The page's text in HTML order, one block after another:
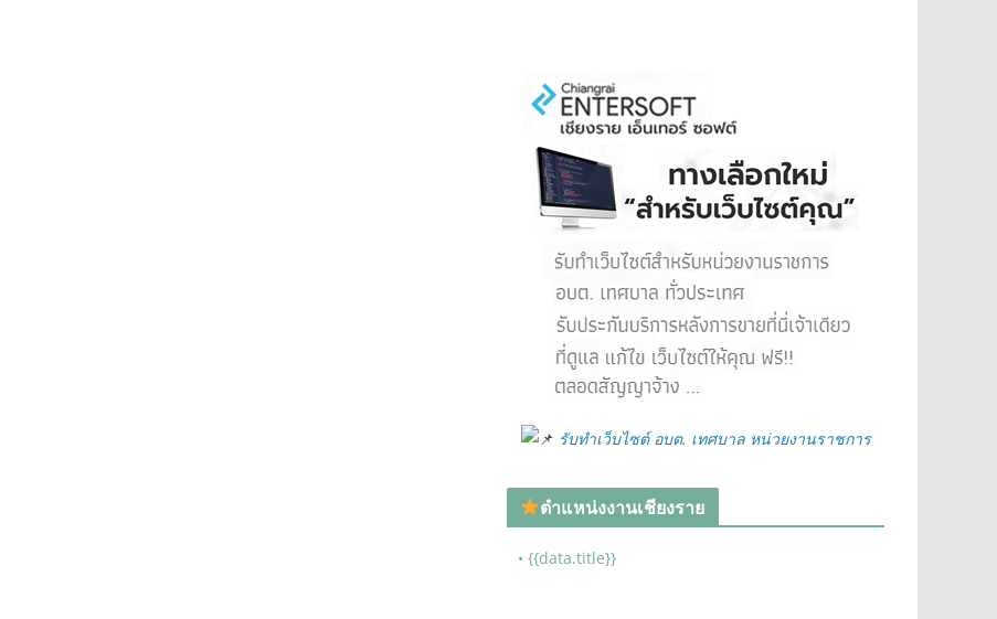
รับทำเว็บไซต์ อบต. เทศบาล หน่วยงานราชการ
ตำแหน่งงานเชียงราย
• {{data.title}}